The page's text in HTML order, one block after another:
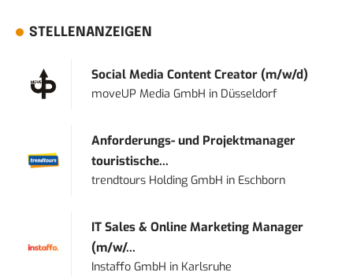
STELLENANZEIGEN
Social Media Content Creator (m/w/d)
moveUP Media GmbH in Düsseldorf
Anforderungs- und Projektmanager
touristische...
trendtours Holding GmbH in Eschborn
IT Sales & Online Marketing Manager
(m/w/...
Instaffo GmbH in Karlsruhe